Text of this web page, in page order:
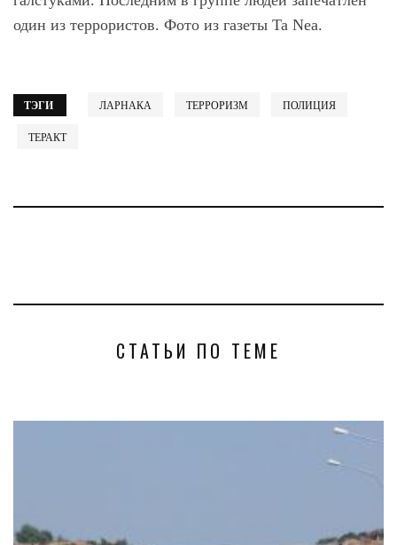
один из террористов. Фото из газеты Ta Nea.
ТЭГИ ЛАРНАКА ТЕРРОРИЗМ ПОЛИЦИЯ
ТЕРАКТ
СТАТЬИ ПО ТЕМЕ